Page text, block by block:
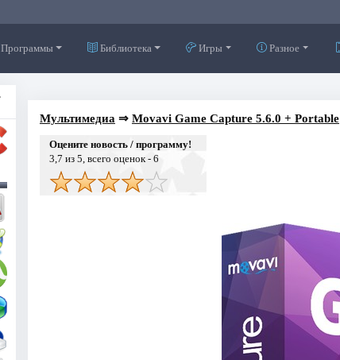
Программы Библиотека Игры Разное
Мультимедиа ⇒ Movavi Game Capture 5.6.0 + Portable
Оцените новость / программу!
3,7 из 5, всего оценок - 6